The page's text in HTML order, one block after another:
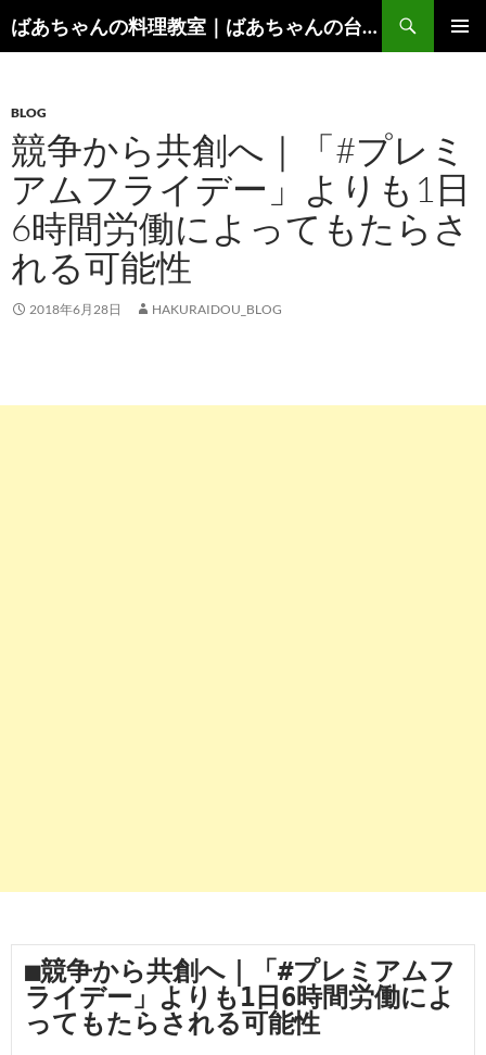
ン
ツ
へ
ス
プ
ばあちゃんの料理教室｜ばあちゃんの台所から学ぶ、食と健康の知恵
索
BLOG
競争から共創へ｜「#プレミ
アムフライデー」よりも1日
6時間労働によってもたらさ
れる可能性
2018年6月28日 HAKURAIDOU_BLOG
■競争から共創へ｜「#プレミアムフ
ライデー」よりも1日6時間労働によ
ってもたらされる可能性